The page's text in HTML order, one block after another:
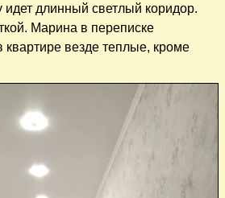
идет длинный светлый коридор.
Марина в переписке
везде теплые, кроме